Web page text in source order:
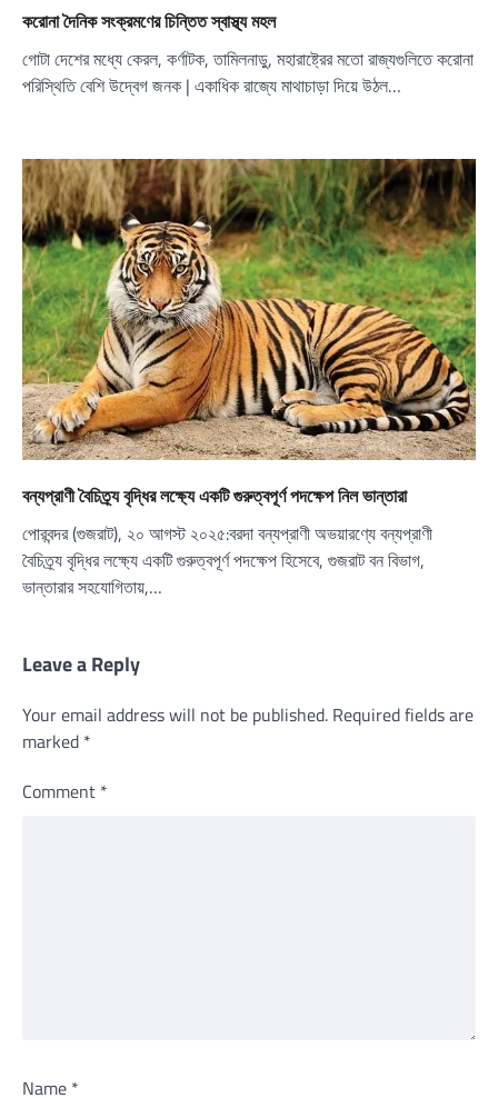
করোনা দৈনিক সংক্রমণের চিন্তিত স্বাস্থ্য মহল
গোটা দেশের মধ্যে কেরল, কর্ণাটক, তামিলনাড়ু, মহারাষ্ট্রের মতো রাজ্যগুলিতে করোনা
পরিস্থিতি বেশি উদ্বেগ জনক | একাধিক রাজ্যে মাথাচাড়া দিয়ে উঠল…
বন্যপ্রাণী বৈচিত্র্য বৃদ্ধির লক্ষ্যে একটি গুরুত্বপূর্ণ পদক্ষেপ নিল ভান্তারা
পোরবন্দর (গুজরাট), ২০ আগস্ট ২০২৫:বরদা বন্যপ্রাণী অভয়ারণ্যে বন্যপ্রাণী
বৈচিত্র্য বৃদ্ধির লক্ষ্যে একটি গুরুত্বপূর্ণ পদক্ষেপ হিসেবে, গুজরাট বন বিভাগ,
ভান্তারার সহযোগিতায়,…
Leave a Reply
Your email address will not be published. Required fields are
marked *
Comment *
Name *